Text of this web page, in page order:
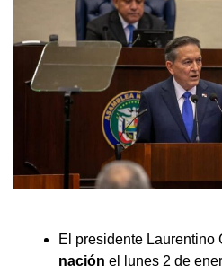
El presidente Laurentino
nación el lunes 2 de